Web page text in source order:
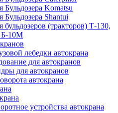
Бульдозера Komatsu
Бульдозера Shantui
бульдозеров (тракторов) Т-130,
Б-10М
лебедки автокрана
для автокранов
для автокранов
автокрана
устройства автокрана